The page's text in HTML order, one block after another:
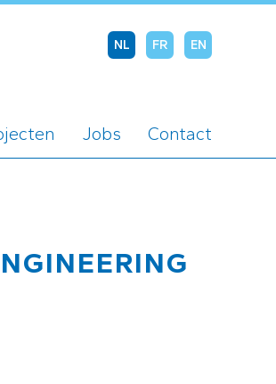
Jobs Contact
NL FR EN